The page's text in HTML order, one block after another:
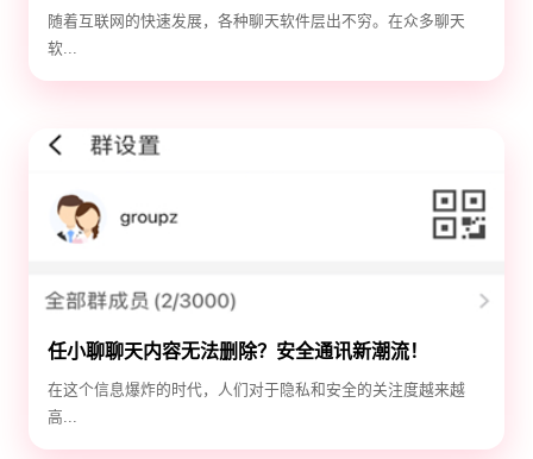
选！
随着互联网的快速发展，各种聊天软件层出不穷。在众多聊天
软...
任小聊聊天内容无法删除？安全通讯新潮流！
在这个信息爆炸的时代，人们对于隐私和安全的关注度越来越
高...